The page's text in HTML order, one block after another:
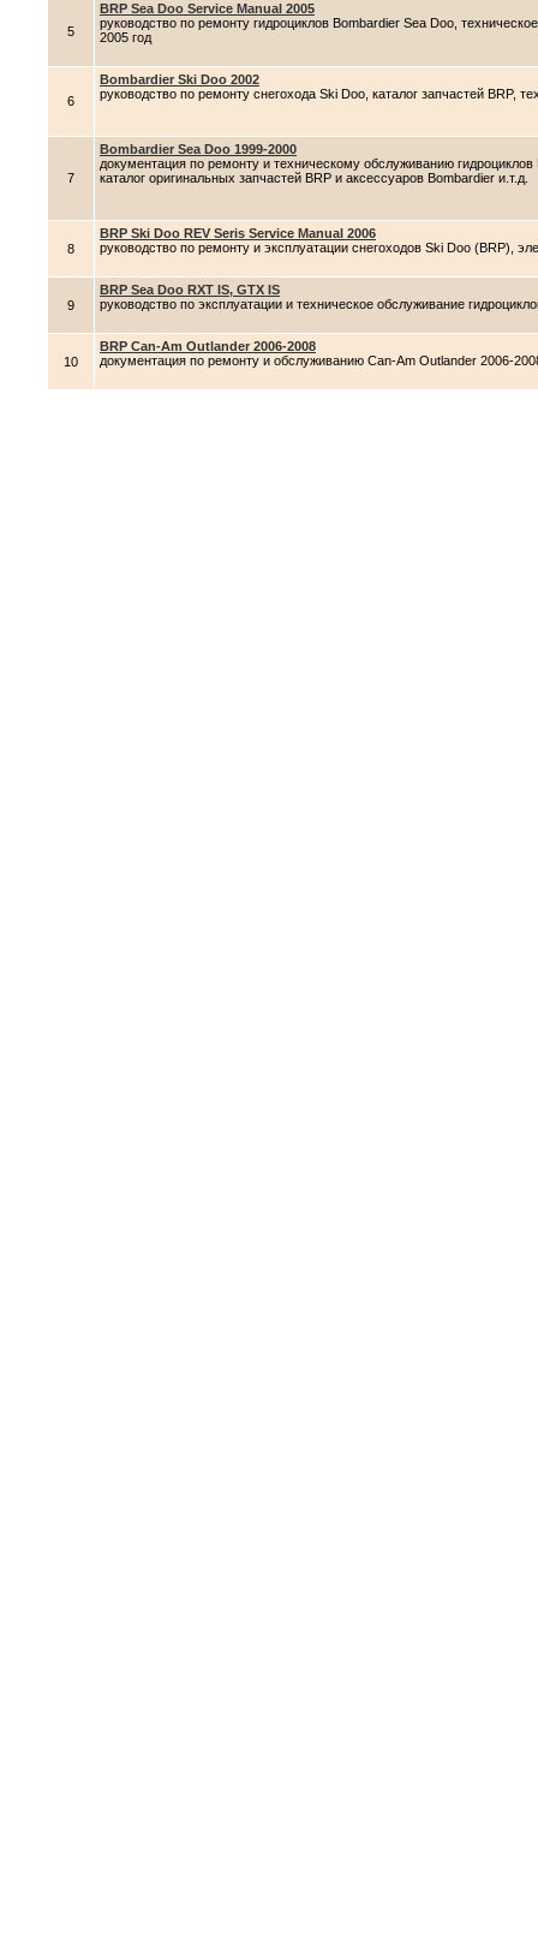
5
BRP Sea Doo Service Manual 2005
руководство по ремонту гидроциклов Bombardier Sea Doo,
2005 год
6
Bombardier Ski Doo 2002
руководство по ремонту снегохода Ski Doo, каталог запчастей BRP,
7
Bombardier Sea Doo 1999-2000
документация по ремонту и техническому обслуживанию
каталог оригинальных запчастей BRP и аксессуаров Bombardier и.т.д.
8
BRP Ski Doo REV Seris Service Manual 2006
руководство по ремонту и эксплуатации снегоходов Ski Doo (BRP),
9
BRP Sea Doo RXT IS, GTX IS
руководство по эксплуатации и техническое обслуживание
10
BRP Can-Am Outlander 2006-2008
документация по ремонту и обслуживанию Can-Am Outlander 2006-